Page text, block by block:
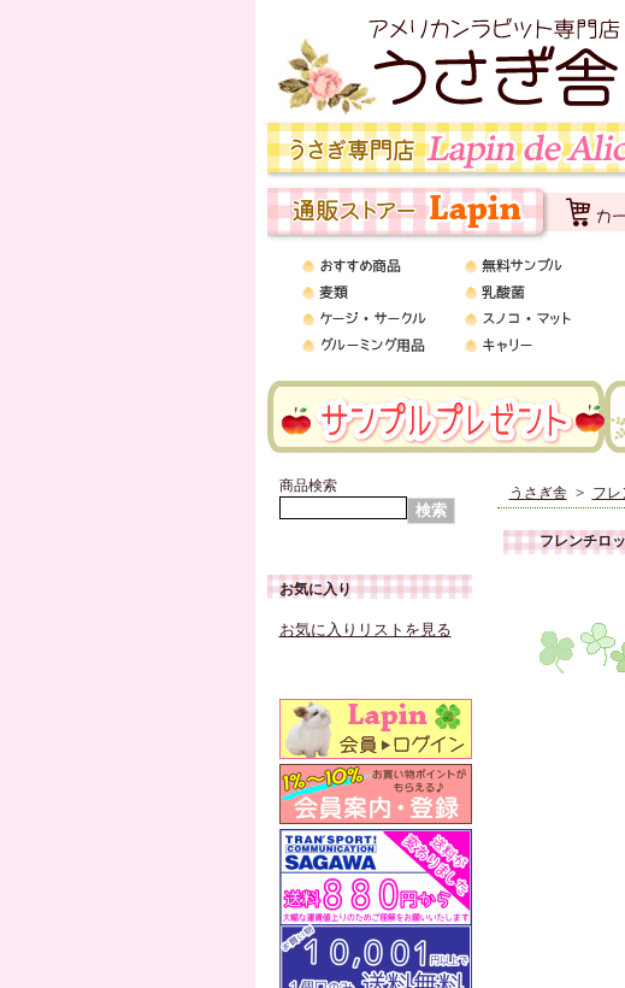
商品検索
お気に入り
お気に入りリストを見る
うさぎ舎> フレ
フレンチロ